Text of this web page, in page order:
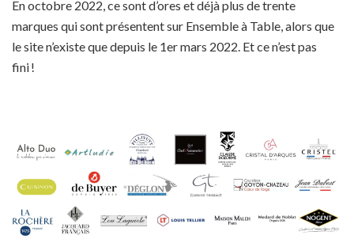
En octobre 2022, ce sont d’ores et déjà plus de trente
marques qui sont présentent sur Ensemble à Table, alors que
le site n’existe que depuis le 1er mars 2022. Et ce n’est pas
fini !